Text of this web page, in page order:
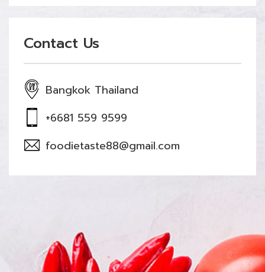
Contact Us
Bangkok Thailand
+6681 559 9599
foodietaste88@gmail.com